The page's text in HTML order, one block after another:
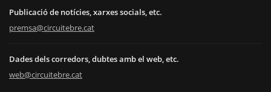
Publicació de notícies, xarxes socials, etc.
premsa@circuitebre.cat
Dades dels corredors, dubtes amb el web, etc.
web@circuitebre.cat